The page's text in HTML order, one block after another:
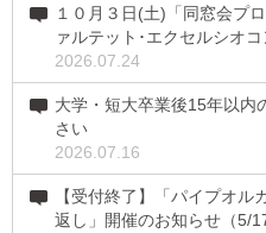
１０月３日(土)「同窓会プ
ァルテット･エクセルシオ
2026.07.24
大学・短大卒業後15年以内
さい
2026.07.16
【受付終了】「パイプオ
返し」開催のお知らせ（5/17